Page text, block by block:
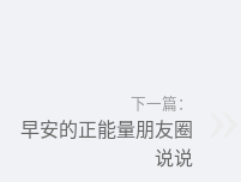
一年四季，春夏秋冬，
到失去了才后悔。
时间，不会重蹈覆辙地去
下一篇：
早安的正能量朋友圈
说说